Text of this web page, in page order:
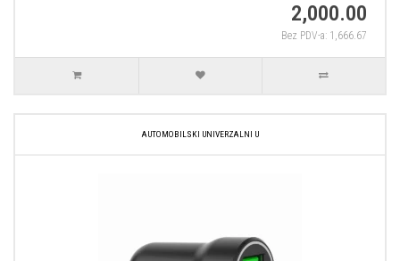
2,000.00
Bez PDV-a: 1,666.67
AUTOMOBILSKI UNIVERZALNI U